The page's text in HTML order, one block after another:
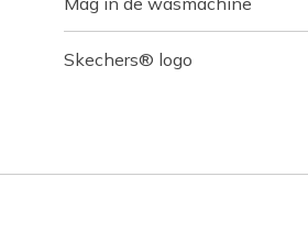
Skechers® logo